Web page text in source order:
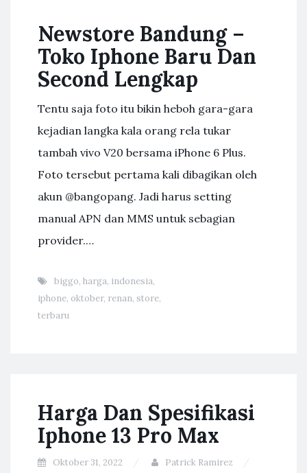
Newstore Bandung –
Toko Iphone Baru Dan
Second Lengkap
Tentu saja foto itu bikin heboh gara-gara
kejadian langka kala orang rela tukar
tambah vivo V20 bersama iPhone 6 Plus.
Foto tersebut pertama kali dibagikan oleh
akun @bangopang. Jadi harus setting
manual APN dan MMS untuk sebagian
provider.…
biggo, harga, indonesia,
iphone, oktober, renan, store,
terbaru
Harga Dan Spesifikasi
Iphone 13 Pro Max
Oktober 31, 2022
Patrick Ramirez